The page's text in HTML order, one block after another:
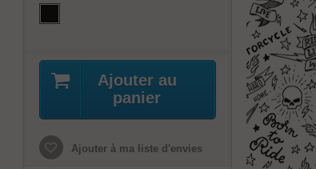
Ajouter au
panier
Ajouter à ma liste d'envies